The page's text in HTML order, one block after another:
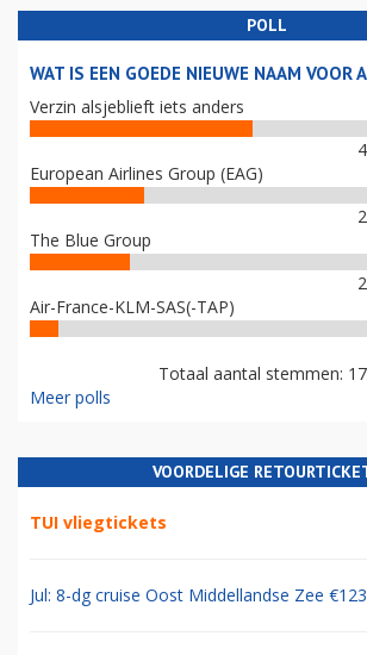
POLL
WAT IS EEN GOEDE NIEUWE NAAM VOOR
Verzin alsjeblieft iets anders
European Airlines Group (EAG)
The Blue Group
Air-France-KLM-SAS(-TAP)
Totaal aantal stemmen:
Meer polls
VOORDELIGE
TUI vliegtickets
Jul: 8-dg cruise Oost Middellandse Zee